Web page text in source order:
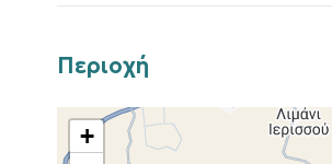
Περιοχή
+